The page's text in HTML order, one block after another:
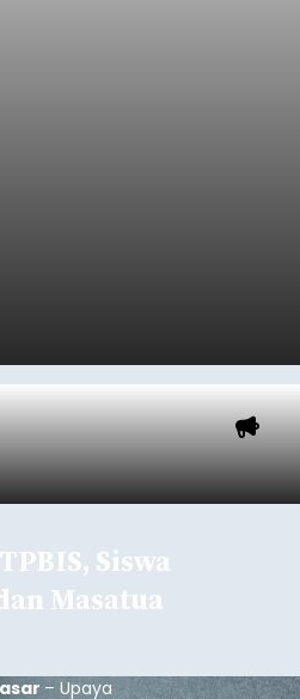
Siswa
Masatua
– Upaya